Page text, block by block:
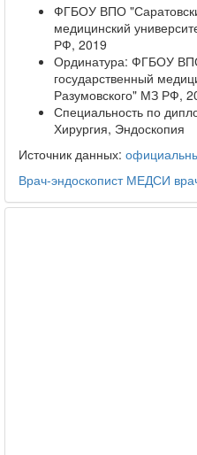
ФГБОУ ВПО
медицинский
РФ, 2019
Ординатура: ФГБОУ
государственный
Разумовского" МЗ РФ,
Специальность по
Хирургия, Эндоскопия
Источник данных:
Врач-эндоскопист МЕДСИ